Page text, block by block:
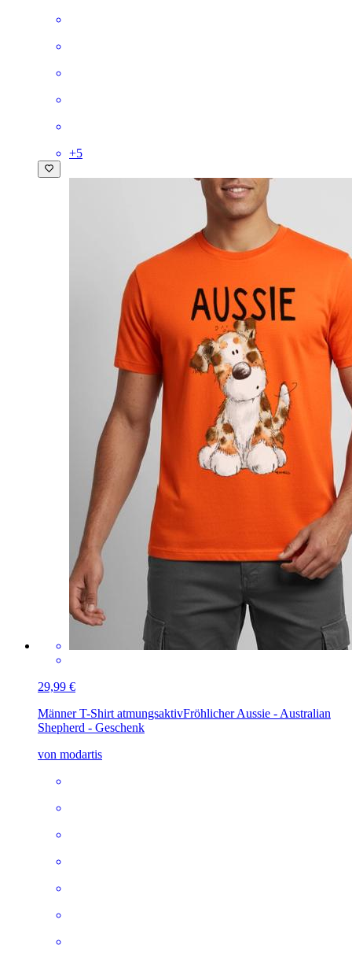
+5
29,99 €
Männer T-Shirt atmungsaktivFröhlicher Aussie - Australian
Shepherd - Geschenk
von modartis